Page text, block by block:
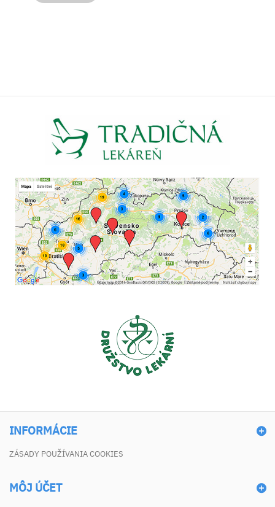
INFORMÁCIE
ZÁSADY POUŽÍVANIA COOKIES
MÔJ ÚČET